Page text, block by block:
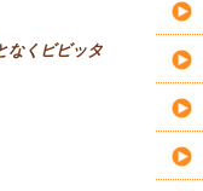
なくビビッタ